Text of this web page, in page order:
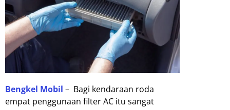
Bengkel Mobil – Bagi kendaraan roda
empat penggunaan filter AC itu sangat